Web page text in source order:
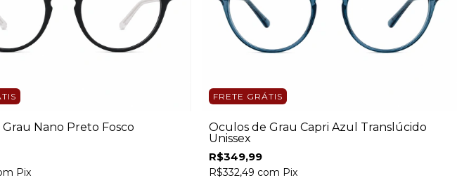
Nano Preto Fosco
Pix
FRETE GRÁTIS
Óculos de Grau Capri Azul Translúcido
Unissex
R$349,99
R$332,49 com Pix